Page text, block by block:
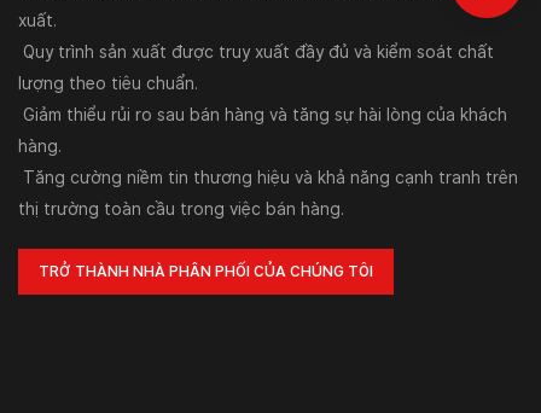
xuất.
Quy trình sản xuất được truy xuất đầy đủ và kiểm soát chất
lượng theo tiêu chuẩn.
Giảm thiểu rủi ro sau bán hàng và tăng sự hài lòng của khách
hàng.
Tăng cường niềm tin thương hiệu và khả năng cạnh tranh trên
thị trường toàn cầu trong việc bán hàng.
TRỞ THÀNH NHÀ PHÂN PHỐI CỦA CHÚNG TÔI